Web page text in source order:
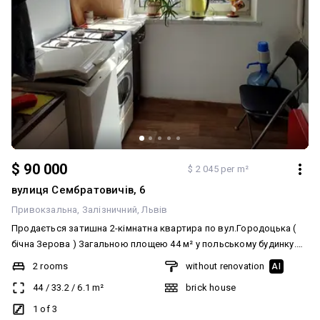
швидкого продажу! Організуємо перегляд у зручний для вас час.
$ 90 000 $ 2 045 per m²
вулиця Сембратовичів, 6
Привокзальна Залізничний Львів
Продається затишна 2-кімнатна квартира по вул.Городоцька (
бічна Зерова ) Загальною площею 44 м² у польському будинку.
Квартира в хорошому житловому стані, світла та доглянута. Дві
суміжні кімнати, індивідуальне газове опалення, висота стелі
2.9м, 1-поверх. До квартири належать підвал 8 м2 та місце для
авто. Чудове розташування — поруч Привокзальний ринок, ТЦ
2 rooms
44/ 33.2/6.1 m²
1 of 3
without renovation AI
brick house